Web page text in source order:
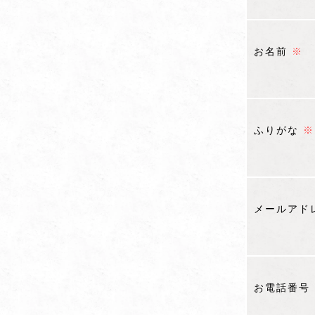
お名前 ※
ふりがな ※
メールア
お電話番号